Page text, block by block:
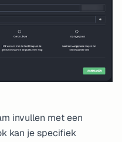
invullen met een
kan je specifiek